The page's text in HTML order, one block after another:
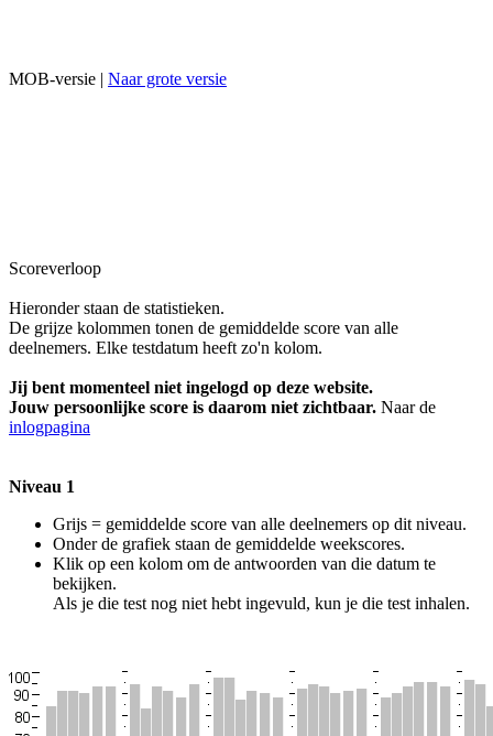
MOB-versie | Naar grote versie
Scoreverloop
Hieronder staan de statistieken.
De grijze kolommen tonen de gemiddelde score van alle
deelnemers. Elke testdatum heeft zo'n kolom.
Jij bent momenteel niet ingelogd op deze website.
Jouw persoonlijke score is daarom niet zichtbaar. Naar de
inlogpagina
Niveau 1
Grijs = gemiddelde score van alle deelnemers op dit niveau.
Onder de grafiek staan de gemiddelde weekscores.
Klik op een kolom om de antwoorden van die datum te
bekijken.
Als je die test nog niet hebt ingevuld, kun je die test inhalen.